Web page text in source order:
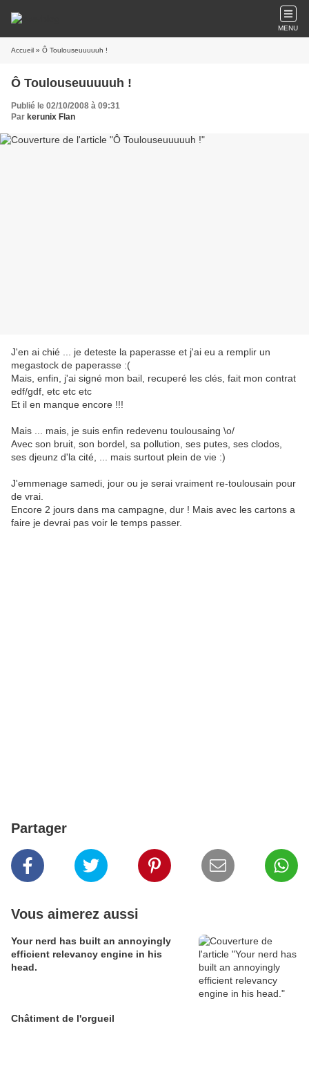
MENU
Accueil » Ô Toulouseuuuuuh !
Ô Toulouseuuuuuh !
Publié le 02/10/2008 à 09:31
Par kerunix Flan
J'en ai chié ... je deteste la paperasse et j'ai eu a remplir un
megastock de paperasse :(
Mais, enfin, j'ai signé mon bail, recuperé les clés, fait mon contrat
edf/gdf, etc etc etc
Et il en manque encore !!!
Mais ... mais, je suis enfin redevenu toulousaing \o/
Avec son bruit, son bordel, sa pollution, ses putes, ses clodos,
ses djeunz d'la cité, ... mais surtout plein de vie :)
J'emmenage samedi, jour ou je serai vraiment re-toulousain pour
de vrai.
Encore 2 jours dans ma campagne, dur ! Mais avec les cartons a
faire je devrai pas voir le temps passer.
Partager
Vous aimerez aussi
Your nerd has built an annoyingly
efficient relevancy engine in his
head.
Châtiment de l'orgueil